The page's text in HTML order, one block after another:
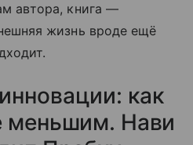
автора, книга —
жизнь вроде ещё
как
меньшим. Нави